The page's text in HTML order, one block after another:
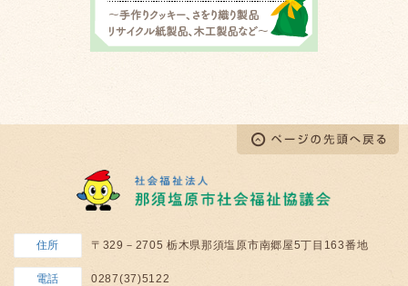
住所 〒329－2705 栃木県那須塩原市南郷屋5丁目163番地
電話 0287(37)5122